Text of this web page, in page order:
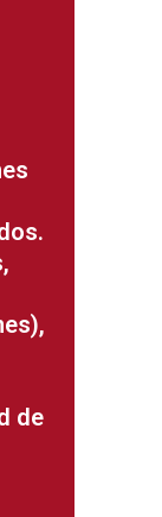
de